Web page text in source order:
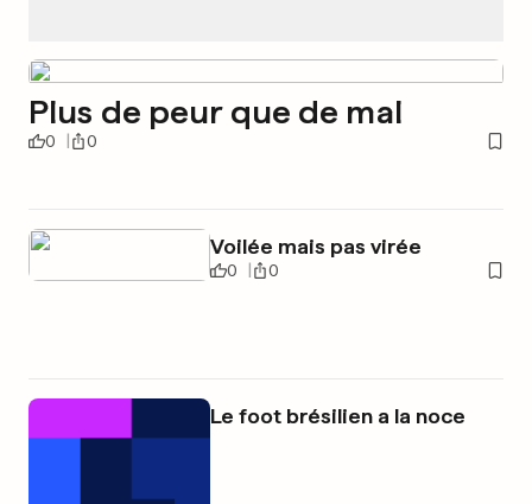
Plus de peur que de mal
0 0
Voilée mais pas virée
0 0
Le foot brésilien a la noce